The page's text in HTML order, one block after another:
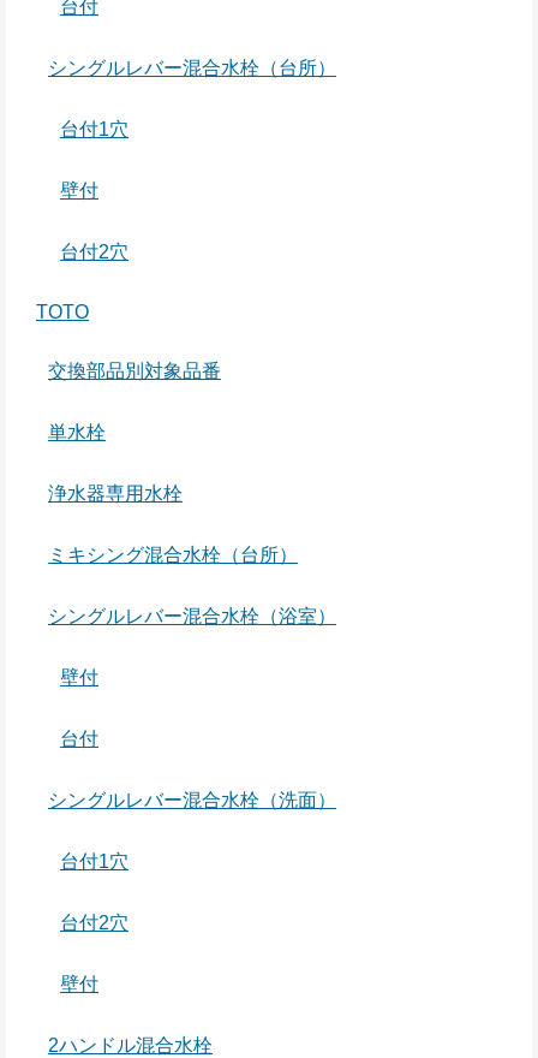
台付
シングルレバー混合水栓（台所）
台付1穴
壁付
台付2穴
TOTO
交換部品別対象品番
単水栓
浄水器専用水栓
ミキシング混合水栓（台所）
シングルレバー混合水栓（浴室）
壁付
台付
シングルレバー混合水栓（洗面）
台付1穴
台付2穴
壁付
2ハンドル混合水栓